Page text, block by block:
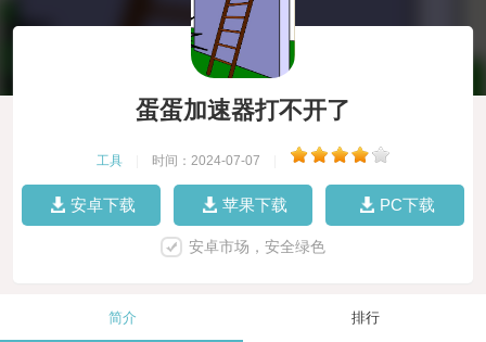
蛋蛋加速器打不开了
工具 时间：2024-07-07
安卓下载 苹果下载 PC下载
安卓市场，安全绿色
简介 排行